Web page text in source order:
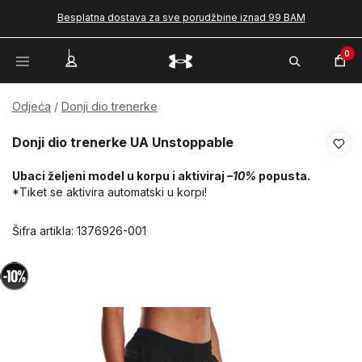
Besplatna dostava za sve porudžbine iznad 99 BAM
0
Odjeća Donji dio trenerke
Donji dio trenerke UA Unstoppable
Ubaci željeni model u korpu i aktiviraj –10% popusta.
*Tiket se aktivira automatski u korpi!
Šifra artikla: 1376926-001